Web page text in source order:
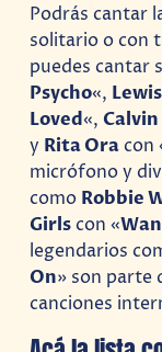
Podrás cantar
solitario o con
puedes cantar
Psycho«,
Loved«,
y Rita Oracon
micrófono y
como Robbie
Girlscon «
legendarios
On» son parte
canciones